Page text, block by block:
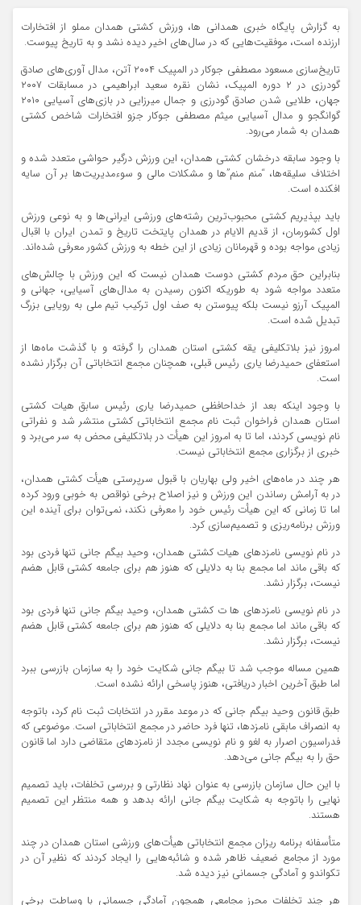
به گزارش پایگاه خبری همدانی ها، ورزش کشتی همدان مملو از افتخارات
ارزنده است، موفقیت‌هایی که در سال‌های اخیر دیده نشد و به تاریخ پیوست.
تاریخ‌سازی مسعود مصطفی جوکار در المپیک ۲۰۰۴ آتن، مدال آوری‌های صادق
گودرزی در ۲ دوره المپیک، نشان نقره سعید ابراهیمی در مسابقات ۲۰۰۷
جهان، طلایی شدن صادق گودرزی و جمال میرزایی در بازی‌های آسیایی ۲۰۱۰
گوانگجو و مدال آسیایی میثم مصطفی جوکار جزو افتخارات شاخص کشتی
همدان به شمار می‌رود.
با وجود سابقه درخشان کشتی همدان، این ورزش درگیر حواشی متعدد شده و
اختلاف سلیقه‌ها، “منم منم”ها و مشکلات مالی و سوءمدیریت‌ها بر آن سایه
افکنده است.
باید بپذیریم کشتی محبوب‌ترین رشته‌های ورزشی ایرانی‌ها و به نوعی ورزش
اول کشورمان، از قدیم الایام در همدان پایتخت تاریخ و تمدن ایران با اقبال
زیادی مواجه بوده و قهرمانان زیادی از این خطه به ورزش کشور معرفی شده‌اند.
بنابراین حق مردم کشتی دوست همدان نیست که این ورزش با چالش‌های
متعدد مواجه شود به طوریکه اکنون رسیدن به مدال‌های آسیایی، جهانی و
المپیک آرزو نیست بلکه پیوستن به صف اول ترکیب تیم ملی به رویایی بزرگ
تبدیل شده است.
امروز نیز بلاتکلیفی یقه کشتی استان همدان را گرفته و با گذشت ماه‌ها از
استعفای حمیدرضا یاری رئیس قبلی، همچنان مجمع انتخاباتی آن برگزار نشده
است.
با وجود اینکه بعد از خداحافظی حمیدرضا یاری رئیس سابق هیات کشتی
استان همدان فراخوان ثبت نام مجمع انتخاباتی کشتی منتشر شد و نفراتی
نام نویسی کردند، اما تا به امروز این هیأت در بلاتکلیفی محض به سر می‌برد و
خبری از برگزاری مجمع انتخاباتی نیست.
هر چند در ماه‌های اخیر ولی بهاریان با قبول سرپرستی هیأت کشتی همدان،
در به آرامش رساندن این ورزش و نیز اصلاح برخی نواقص به خوبی ورود کرده
اما تا زمانی که این هیأت رئیس خود را معرفی نکند، نمی‌توان برای آینده این
ورزش برنامه‌ریزی و تصمیم‌سازی کرد.
در نام نویسی نامزدهای هیات کشتی همدان، وحید بیگم جانی تنها فردی بود
که باقی ماند اما مجمع بنا به دلایلی که هنوز هم برای جامعه کشتی قابل هضم
نیست، برگزار نشد.
در نام نویسی نامزدهای ها ت کشتی همدان، وحید بیگم جانی تنها فردی بود
که باقی ماند اما مجمع بنا به دلایلی که هنوز هم برای جامعه کشتی قابل هضم
نیست، برگزار نشد.
همین مساله موجب شد تا بیگم جانی شکایت خود را به سازمان بازرسی ببرد
اما طبق آخرین اخبار دریافتی، هنوز پاسخی ارائه نشده است.
طبق قانون وحید بیگم جانی که در موعد مقرر در انتخابات ثبت نام کرد، باتوجه
به انصراف مابقی نامزدها، تنها فرد حاضر در مجمع انتخاباتی است. موضوعی که
فدراسیون اصرار به لغو و نام نویسی مجدد از نامزدهای متقاضی دارد اما قانون
حق را به بیگم جانی می‌دهد.
با این حال سازمان بازرسی به عنوان نهاد نظارتی و بررسی تخلفات، باید تصمیم
نهایی را باتوجه به شکایت بیگم جانی ارائه بدهد و همه منتظر این تصمیم
هستند.
متأسفانه برنامه ریزان مجمع انتخاباتی هیأت‌های ورزشی استان همدان در چند
مورد از مجامع ضعیف ظاهر شده و شائبه‌هایی را ایجاد کردند که نظیر آن در
تکواندو و آمادگی جسمانی نیز دیده شد.
هر چند تخلفات محرز مجامعی همچون آمادگی جسمانی با وساطت برخی